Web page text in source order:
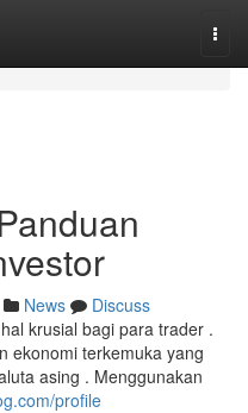
News
Discuss
krusial bagi para trader .
ekonomi terkemuka yang
asing . Menggunakan
profile